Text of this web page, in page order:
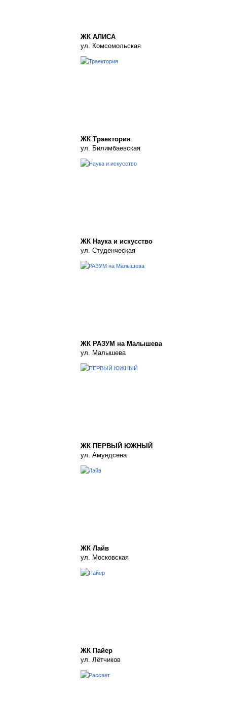
ЖК АЛИСА
ул. Комсомольская
ЖК Траектория
ул. Билимбаевская
ЖК Наука и искусство
ул. Студенческая
ЖК РАЗУМ на Малышева
ул. Малышева
ЖК ПЕРВЫЙ ЮЖНЫЙ
ул. Амундсена
ЖК Лайв
ул. Московская
ЖК Пайер
ул. Лётчиков